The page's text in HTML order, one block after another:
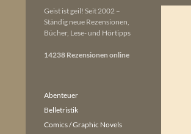
Geist ist geil! Seit 2002 –
Ständig neue Rezensionen,
Bücher, Lese- und Hörtipps
14238 Rezensionen online
Abenteuer
Belletristik
Comics / Graphic Novels